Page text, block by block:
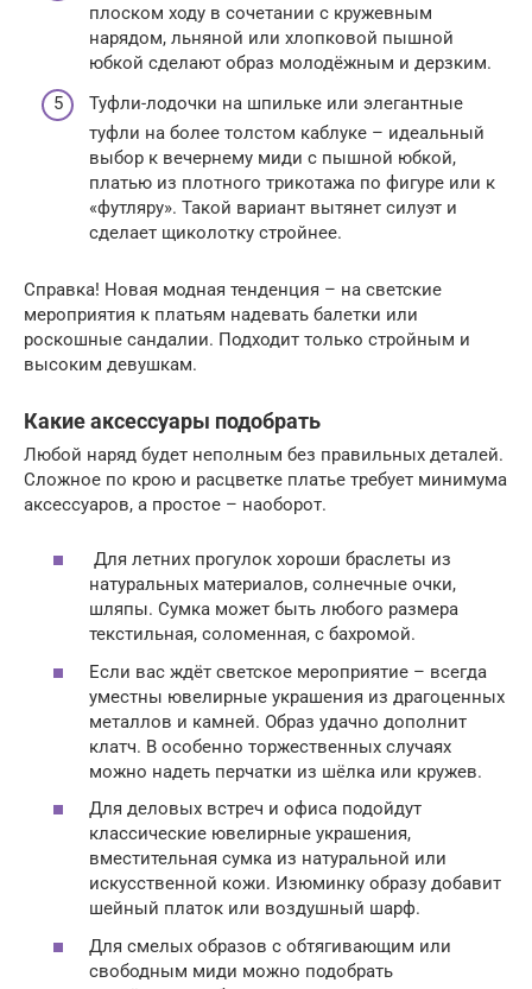
плоском ходу в сочетании с кружевным
нарядом, льняной или хлопковой пышной
юбкой сделают образ молодёжным и дерзким.
Туфли-лодочки на шпильке или элегантные
туфли на более толстом каблуке – идеальный
выбор к вечернему миди с пышной юбкой,
платью из плотного трикотажа по фигуре или к
«футляру». Такой вариант вытянет силуэт и
сделает щиколотку стройнее.
Справка! Новая модная тенденция – на светские
мероприятия к платьям надевать балетки или
роскошные сандалии. Подходит только стройным и
высоким девушкам.
Какие аксессуары подобрать
Любой наряд будет неполным без правильных деталей.
Сложное по крою и расцветке платье требует минимума
аксессуаров, а простое – наоборот.
Для летних прогулок хороши браслеты из
натуральных материалов, солнечные очки,
шляпы. Сумка может быть любого размера
текстильная, соломенная, с бахромой.
Если вас ждёт светское мероприятие – всегда
уместны ювелирные украшения из драгоценных
металлов и камней. Образ удачно дополнит
клатч. В особенно торжественных случаях
можно надеть перчатки из шёлка или кружев.
Для деловых встреч и офиса подойдут
классические ювелирные украшения,
вместительная сумка из натуральной или
искусственной кожи. Изюминку образу добавит
шейный платок или воздушный шарф.
Для смелых образов с обтягивающим или
свободным миди можно подобрать